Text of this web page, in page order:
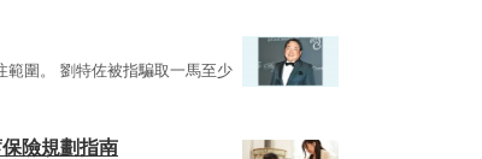
範圍。 劉特佐被指騙取一馬至少
險規劃指南